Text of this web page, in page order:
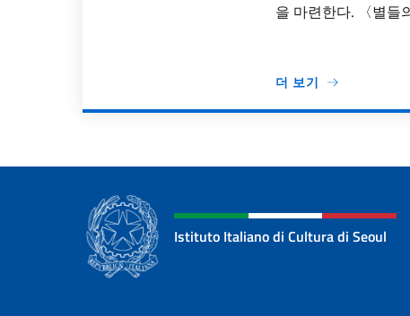
을 마련한다. 〈별들
더 보기
페이지
Istituto Italiano di Cultura di Seoul